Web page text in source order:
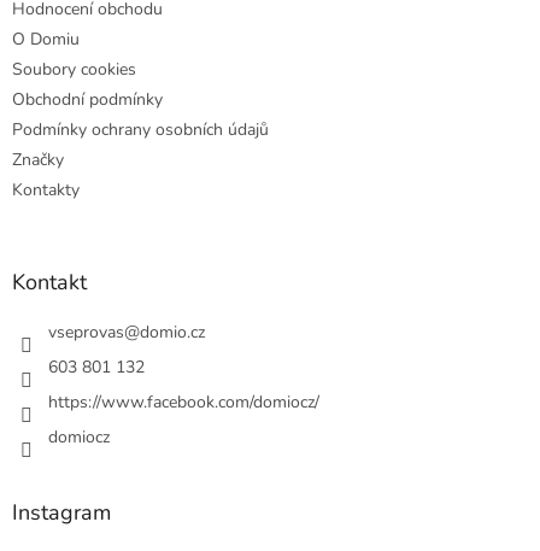
Hodnocení obchodu
O Domiu
Soubory cookies
Obchodní podmínky
Podmínky ochrany osobních údajů
Značky
Kontakty
Kontakt
vseprovas@domio.cz
603 801 132
https://www.facebook.com/domiocz/
domiocz
Instagram